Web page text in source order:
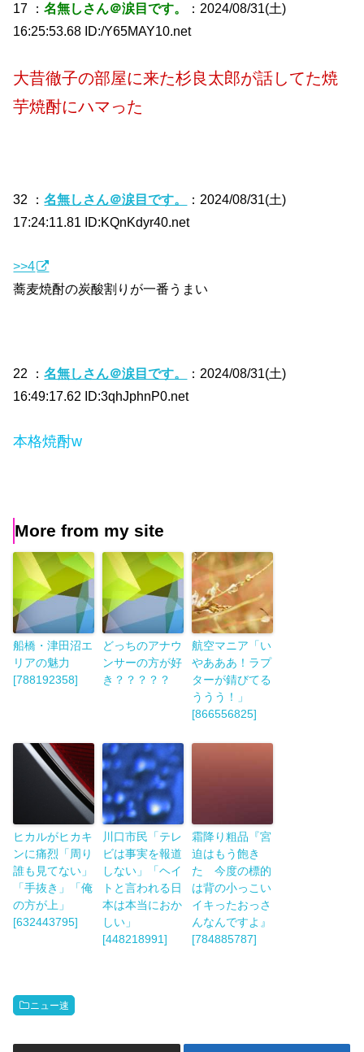
17 ：名無しさん＠涙目です。
：2024/08/31(土)
16:25:53.68 ID:/Y65MAY10.net
大昔徹子の部屋に来た杉良太郎が話してた焼
芋焼酎にハマった
32 ：名無しさん＠涙目です。
：2024/08/31(土)
17:24:11.81 ID:KQnKdyr40.net
>>4
蕎麦焼酎の炭酸割りが一番うまい
22 ：名無しさん＠涙目です。
：2024/08/31(土)
16:49:17.62 ID:3qhJphnP0.net
本格焼酎w
More from my site
船橋・津田沼エ
リアの魅力
[788192358]
どっちのアナウ
ンサーの方が好
き？？？？？
航空マニア「い
やあああ！ラプ
ターが錆びてる
ううう！」
[866556825]
ヒカルがヒカキ
ンに痛烈「周り
誰も見てない」
「手抜き」「俺
の方が上」
[632443795]
川口市民「テレ
ビは事実を報道
しない」「ヘイ
トと言われる日
本は本当におか
しい」
[448218991]
霜降り粗品『宮
迫はもう飽き
た 今度の標的
は背の小っこい
イキったおっさ
んなんですよ』
[784885787]
ニュー速